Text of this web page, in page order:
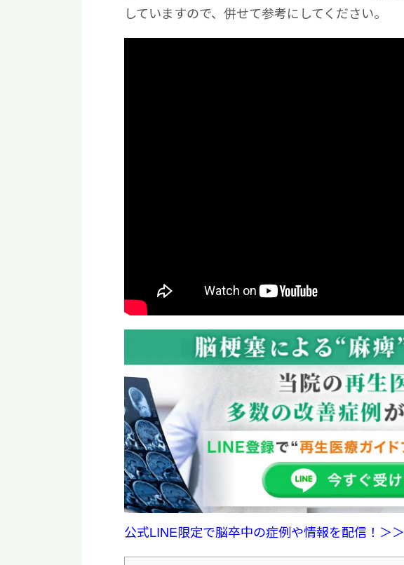
していますので、併せて参考にしてください。
公式LINE限定で脳卒中の症例や情報を配信！＞＞